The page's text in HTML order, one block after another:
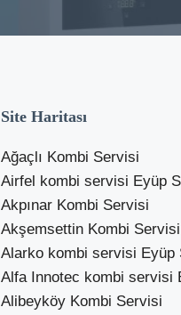
Site Haritası
Ağaçlı Kombi Servisi
Airfel kombi servisi Eyüp
Akpınar Kombi Servisi
Akşemsettin Kombi Servisi
Alarko kombi servisi Eyüp
Alfa Innotec kombi servisi
Alibeyköy Kombi Servisi